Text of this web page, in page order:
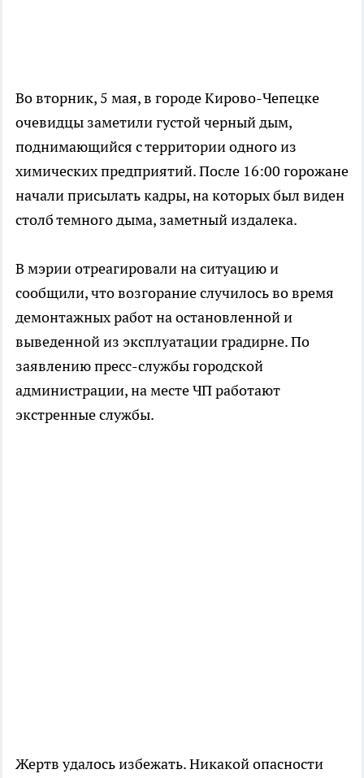
Во вторник, 5 мая, в городе Кирово-Чепецке
очевидцы заметили густой черный дым,
поднимающийся с территории одного из
химических предприятий. После 16:00 горожане
начали присылать кадры, на которых был виден
столб темного дыма, заметный издалека.
В мэрии отреагировали на ситуацию и
сообщили, что возгорание случилось во время
демонтажных работ на остановленной и
выведенной из эксплуатации градирне. По
заявлению пресс-службы городской
администрации, на месте ЧП работают
экстренные службы.
Жертв удалось избежать. Никакой опасности